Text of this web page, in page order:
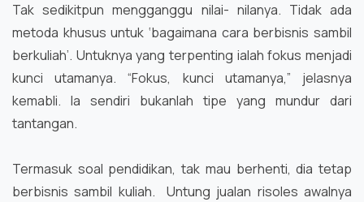
Tak sedikitpun mengganggu nilai- nilanya. Tidak ada
metoda khusus untuk ‘bagaimana cara berbisnis sambil
berkuliah’. Untuknya yang terpenting ialah fokus menjadi
kunci utamanya. “Fokus, kunci utamanya,” jelasnya
kemabli. Ia sendiri bukanlah tipe yang mundur dari
tantangan.
Termasuk soal pendidikan, tak mau berhenti, dia tetap
berbisnis sambil kuliah. Untung jualan risoles awalnya